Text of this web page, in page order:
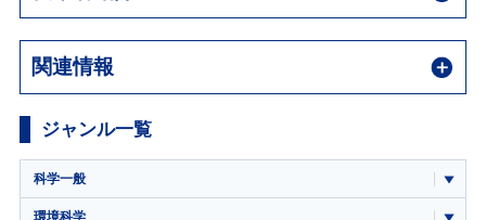
関連情報
ジャンル一覧
科学一般